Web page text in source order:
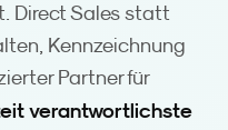
Direct Sales statt
Kennzeichnung
Partner für
verantwortlichste